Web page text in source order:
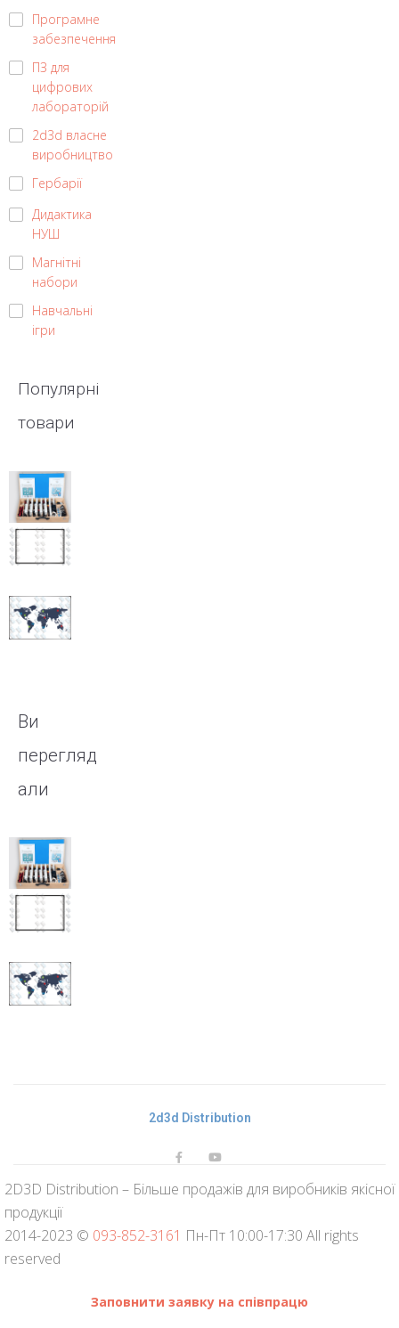
Програмне
забезпечення
ПЗ для
цифрових
лабораторій
2d3d власне
виробництво
Гербарії
Дидактика
НУШ
Магнітні
набори
Навчальні
ігри
Популярні
товари
Ви
перегляд
али
2d3d Distribution
2D3D Distribution – Більше продажів для виробників якісної
продукції
2014-2023 © 093-852-3161 Пн-Пт 10:00-17:30 All rights
reserved
Заповнити заявку на співпрацю